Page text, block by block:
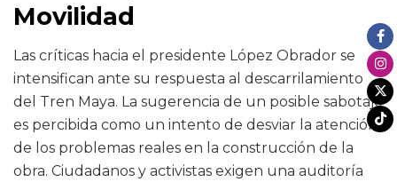
Movilidad
Las críticas hacia el presidente López Obrador se
intensifican ante su respuesta al descarrilamiento
del Tren Maya. La sugerencia de un posible sabotaje
es percibida como un intento de desviar la atención
de los problemas reales en la construcción de la
obra. Ciudadanos y activistas exigen una auditoría